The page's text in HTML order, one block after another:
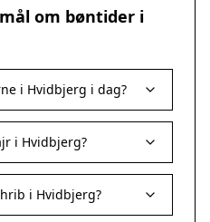
om bøntider i
i Hvidbjerg i dag?
i Hvidbjerg?
i Hvidbjerg?